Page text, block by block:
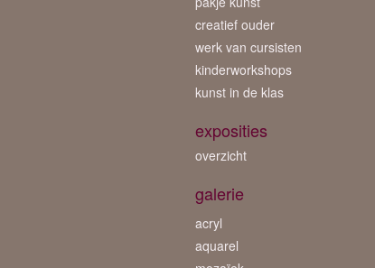
creatief ouder
werk van cursisten
kinderworkshops
kunst in de klas
exposities
overzicht
galerie
acryl
aquarel